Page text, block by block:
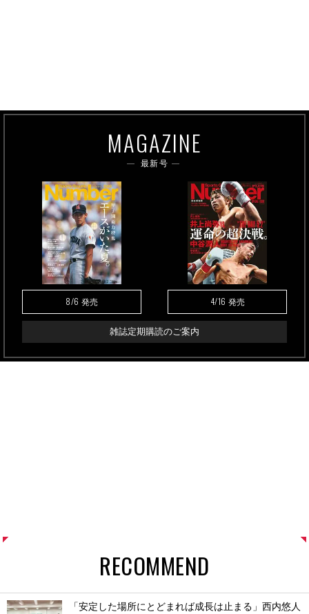
MAGAZINE
最新号
8/6 発売 4/16 発売
雑誌定期購読のご案内
RECOMMEND
「安定した場所にとどまれば成長は止まる」西内悠人